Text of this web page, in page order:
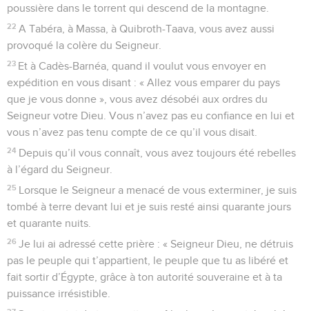
poussière dans le torrent qui descend de la montagne.
22 A Tabéra, à Massa, à Quibroth-Taava, vous avez aussi
provoqué la colère du Seigneur.
23 Et à Cadès-Barnéa, quand il voulut vous envoyer en
expédition en vous disant : « Allez vous emparer du pays
que je vous donne », vous avez désobéi aux ordres du
Seigneur votre Dieu. Vous n’avez pas eu confiance en lui et
vous n’avez pas tenu compte de ce qu’il vous disait.
24 Depuis qu’il vous connaît, vous avez toujours été rebelles
à l’égard du Seigneur.
25 Lorsque le Seigneur a menacé de vous exterminer, je suis
tombé à terre devant lui et je suis resté ainsi quarante jours
et quarante nuits.
26 Je lui ai adressé cette prière : « Seigneur Dieu, ne détruis
pas le peuple qui t’appartient, le peuple que tu as libéré et
fait sortir d’Égypte, grâce à ton autorité souveraine et à ta
puissance irrésistible.